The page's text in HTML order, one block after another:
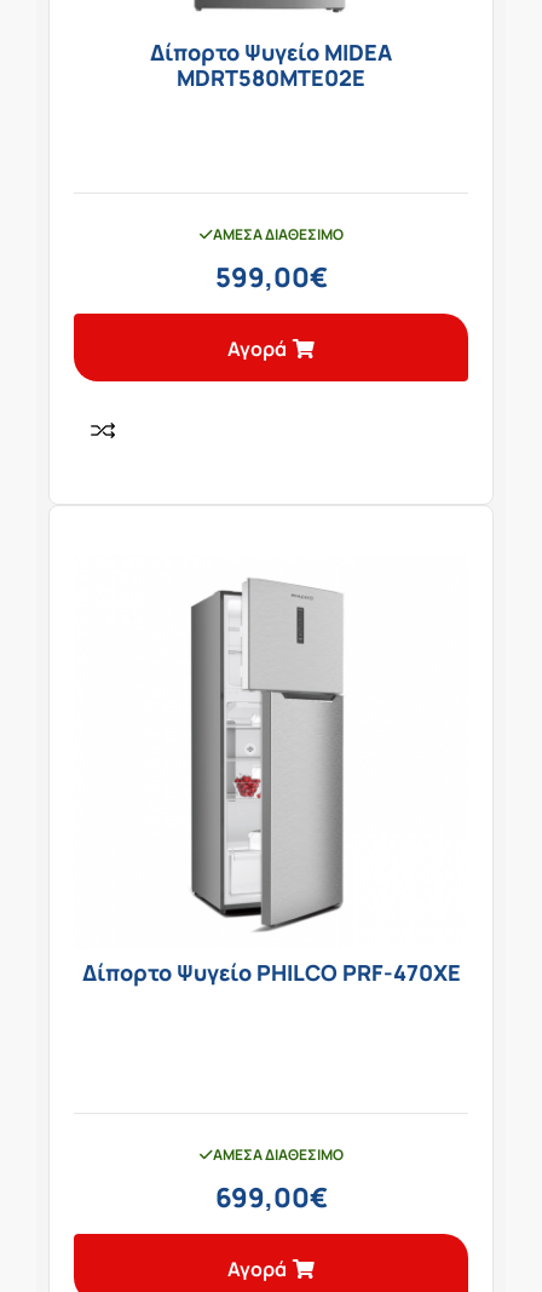
Δίπορτο Ψυγείο MIDEA
MDRT580MTE02Ε
ΆΜΕΣΑ ΔΙΑΘΈΣΙΜΟ
599,00€
Αγορά
Δίπορτο Ψυγείο PHILCO PRF-470XE
ΆΜΕΣΑ ΔΙΑΘΈΣΙΜΟ
699,00€
Αγορά